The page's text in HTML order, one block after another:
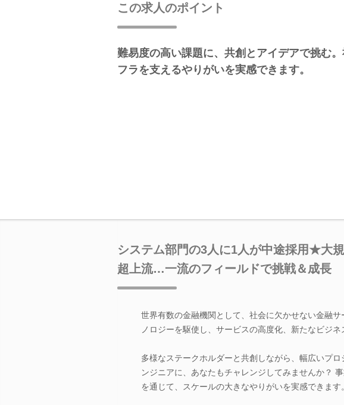
この求人のポイント
難易度の高い課題に、共創とアイデアで挑む
フラを支えるやりがいを実感できます。
システム部門の3人に1人が中途採用★大
超上流…一流のフィールドで挑戦＆成長
世界有数の金融機関として、社会に欠かせない金融
ノロジーを駆使し、サービスの高度化、新たなビジネ
多様なステークホルダーと共創しながら、幅広いプ
ンジニアに、あなたもチャレンジしてみませんか？
を通じて、スケールの大きなやりがいを実感できます。